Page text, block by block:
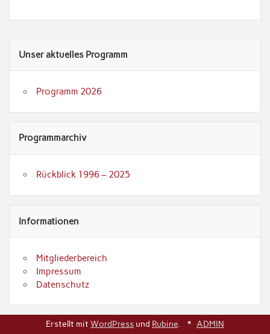
Unser aktuelles Programm
Programm 2026
Programmarchiv
Rückblick 1996 – 2025
Informationen
Mitgliederbereich
Impressum
Datenschutz
Erstellt mit WordPress und Rubine * ADMIN